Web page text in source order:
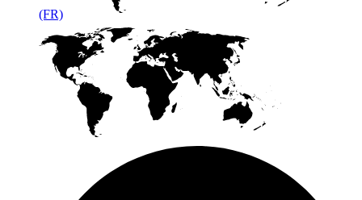
(FR)